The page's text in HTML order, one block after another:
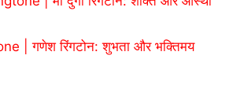
| गणेश रिंगटोन: शुभता और भक्तिमय